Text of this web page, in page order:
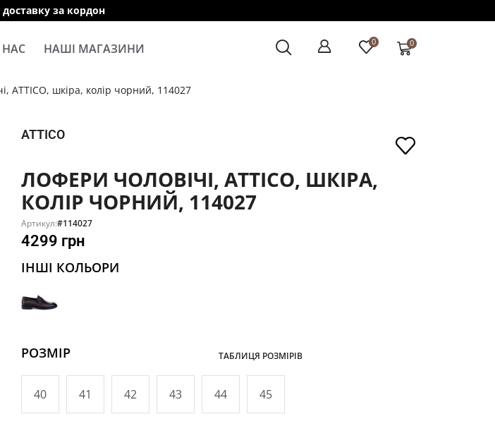
за кордон
НАШІ МАГАЗИНИ 0 0
ATTICO, шкіра, колір чорний, 114027
ATTICO
ЛОФЕРИ ЧОЛОВІЧІ, ATTICO, ШКІРА,
КОЛІР ЧОРНИЙ, 114027
Артикул:#114027
4299 грн
ІНШІ КОЛЬОРИ
РОЗМІР ТАБЛИЦЯ РОЗМІРІВ
40 41 42 43 44 45